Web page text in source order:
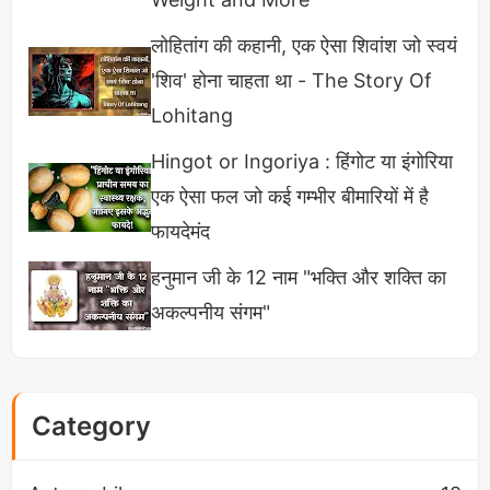
स्वस्थ निरोगी और ग्लोइंग त्वचा (Glowing Skin) के लिए
अपनाएँ यह 5 टिप्स
अण्डे की सफेदी बालों में लगाने से भी आपके बाल स्वस्थ और
लोहितांग की कहानी, एक ऐसा शिवांश जो स्वयं
'शिव' होना चाहता था - The Story Of
Lohitang
Hingot or Ingoriya : हिंगोट या इंगोरिया
एक ऐसा फल जो कई गम्भीर बीमारियों में है
फायदेमंद
हनुमान जी के 12 नाम "भक्ति और शक्ति का
अकल्पनीय संगम"
Category